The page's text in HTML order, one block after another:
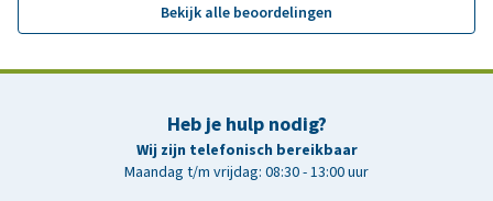
Bekijk alle beoordelingen
Heb je hulp nodig?
Wij zijn telefonisch bereikbaar
Maandag t/m vrijdag: 08:30 - 13:00 uur